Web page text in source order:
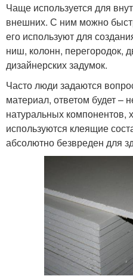
Чаще используется для
внешних. С ним можно
его используют для
ниш, колонн, перегородок,
дизайнерских задумок.
Часто люди задаются
материал, ответом будет –
натуральных компонентов,
используются клеящие
абсолютно безвреден для